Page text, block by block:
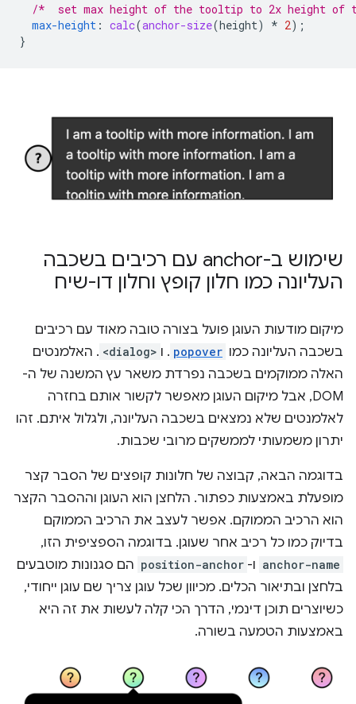
/*  set max height of the tooltip to 2x height of
max-height : calc(anchor-size(height) * 2);
}
שימוש ב-anchor עם רכיבים בשכבה
העליונה כמו חלון קופץ וחלון דו-שיח
מיקום מודעות העוגן פועל בצורה טובה מאוד עם רכיבים
בשכבה העליונה כמו popover . ו <dialog> . האלמנטים
האלה ממוקמים בשכבה נפרדת משאר עץ המשנה של ה-
DOM, אבל מיקום העוגן מאפשר לקשור אותם בחזרה
לאלמנטים שלא נמצאים בשכבה העליונה, ולגלול איתם. זהו
יתרון משמעותי לממשקים מרובי שכבות.
בדוגמה הבאה, קבוצה של חלונות קופצים של הסבר קצר
מופעלת באמצעות כפתור. הלחצן הוא העוגן וההסבר הקצר
הוא הרכיב הממוקם. אפשר לעצב את הרכיב הממוקם
בדיוק כמו כל רכיב אחר שעוגן. בדוגמה הספציפית הזו,
anchor-name ו- position-anchor הם סגנונות מוטבעים
בלחצן ובתיאור הכלים. מכיוון שכל עוגן צריך שם עוגן ייחודי,
כשיוצרים תוכן דינמי, הדרך הכי קלה לעשות את זה היא
באמצעות הטמעה בשורה.